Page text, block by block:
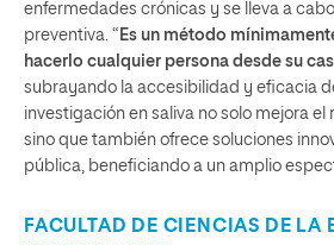
enfermedades crónicas y se lleva a
preventiva. “ Es un método
hacerlo cualquier persona desde su
subrayando la accesibilidad y eficacia
investigación en saliva no solo mejora
sino que también ofrece soluciones
pública, beneficiando a un amplio
FACULTAD DE CIENCIAS DE LA